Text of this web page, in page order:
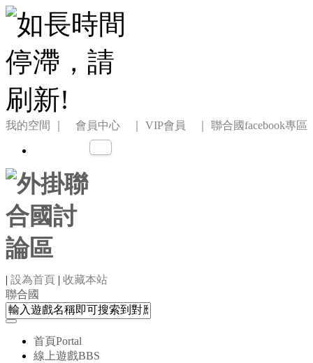
我的空間 ｜ 會員中心 ｜ VIP會員 ｜ 聯合國facebook專區
| 設為首頁 | 收藏本站
聯合國
首頁Portal
線上遊戲BBS